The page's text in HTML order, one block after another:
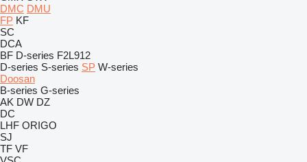
DMC DMU
FP KF
SC
DCA
BF D-series F2L912
D-series S-series SP W-series
Doosan
B-series G-series
AK DW DZ
DC
LHF ORIGO
SJ
TF VF